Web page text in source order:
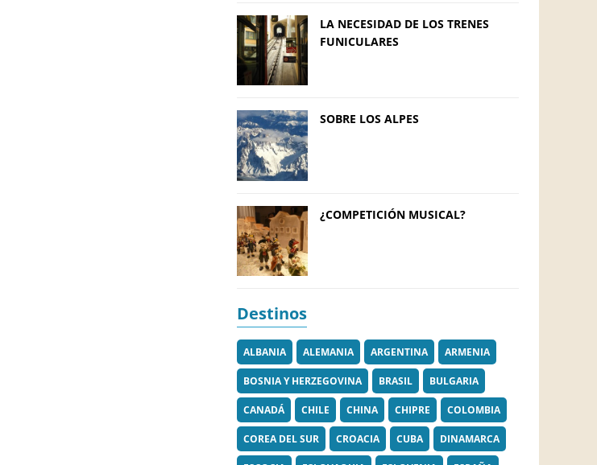
LA NECESIDAD DE LOS TRENES
FUNICULARES
SOBRE LOS ALPES
¿COMPETICIÓN MUSICAL?
Destinos
ALBANIA ALEMANIA ARGENTINA ARMENIA
BOSNIA Y HERZEGOVINA BRASIL BULGARIA
CANADÁ CHILE CHINA CHIPRE COLOMBIA
COREA DEL SUR CROACIA CUBA DINAMARCA